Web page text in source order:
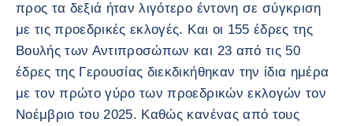
προς τα δεξιά ήταν λιγότερο έντονη σε σύγκριση
με τις προεδρικές εκλογές. Και οι 155 έδρες της
Βουλής των Αντιπροσώπων και 23 από τις 50
έδρες της Γερουσίας διεκδικήθηκαν την ίδια ημέρα
με τον πρώτο γύρο των προεδρικών εκλογών τον
Νοέμβριο του 2025. Καθώς κανένας από τους